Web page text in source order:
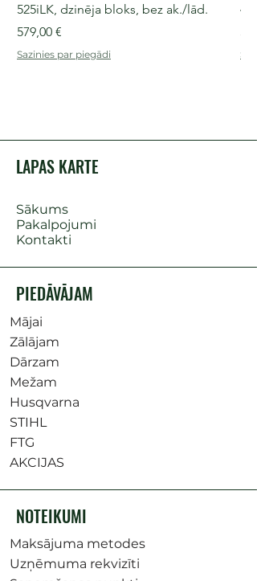
525iLK, dzinēja bloks, bez ak./lād.
Cena
579,00 €
Sazinies par piegādi
LAPAS KARTE
Sākums
Pakalpojumi
Kontakti
PIEDĀVĀJAM
Mājai
Zālājam
Dārzam
Mežam
Husqvarna
STIHL
FTG
AKCIJAS
NOTEIKUMI
Maksājuma metodes
Uzņēmuma rekvizīti